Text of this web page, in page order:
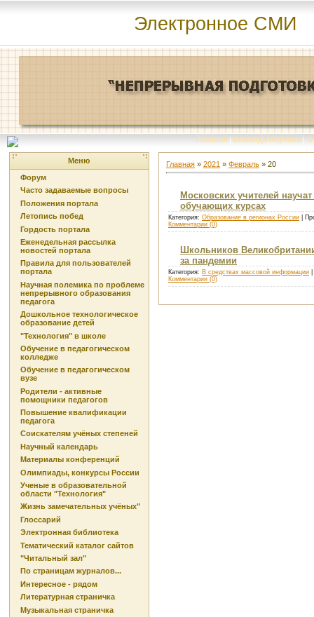
Электронное СМИ
Главная | Команда портала | О
Меню
Форум
Часто задаваемые вопросы
Положения портала
Летопись побед
Гордость портала
Еженедельная рассылка
новостей портала
Правила для пользователей
портала
Научная полемика по проблеме
непрерывного образования
педагога
Дошкольное технологическое
образование детей
"Технология" в школе
Обучение в педагогическом
колледже
Обучение в педагогическом
вузе
Родители - активные
помощники педагогов
Повышение квалификации
педагога
Соискателям учёных степеней
Научный календарь
Материалы конференций
Олимпиады, конкурсы России
Ученые в образовательной
области "Технология"
Жизнь замечательных учёных"
Глоссарий
Электронная библиотека
Тематический каталог сайтов
"Читальный зал"
По страницам журналов...
Интересное - рядом
Литературная страничка
Музыкальная страничка
Главная » 2021 » Февраль » 20
Московских учителей
обучающих курсах
Категория: Образование в регионах России |
Комментарии (0)
Школьников
за пандемии
Категория: В средствах массовой информации
Комментарии (0)